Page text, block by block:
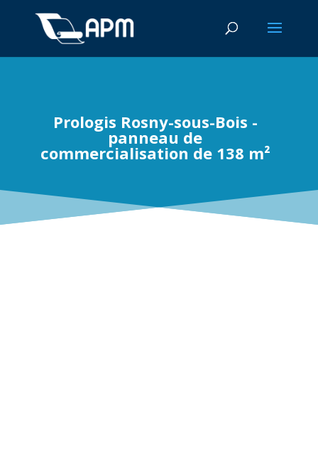
Prologis Rosny-sous-Bois -
panneau de
commercialisation de 138 m²